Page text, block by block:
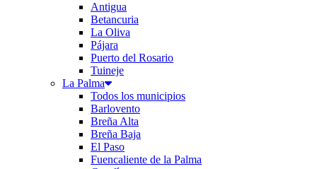
Antigua
Betancuria
La Oliva
Pájara
Puerto del Rosario
Tuineje
La Palma
Todos los municipios
Barlovento
Breña Alta
Breña Baja
El Paso
Fuencaliente de la Palma